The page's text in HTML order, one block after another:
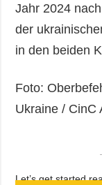
Jahr 2024
der
in den beiden
Foto:
Ukraine / CinC
Let’s get started